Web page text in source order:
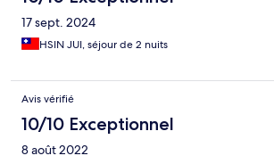
17 sept. 2024
HSIN JUI, séjour de 2 nuits
Avis vérifié
10/10 Exceptionnel
8 août 2022